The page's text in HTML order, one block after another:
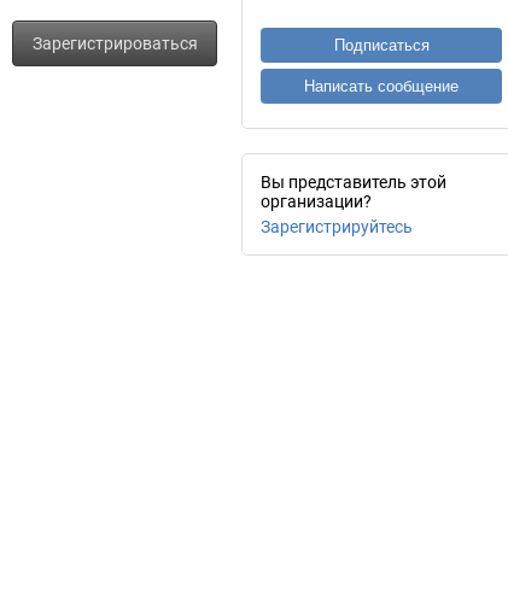
Зарегистрироваться Подписаться
Написать сообщение
Вы представитель этой
организации?
Зарегистрируйтесь